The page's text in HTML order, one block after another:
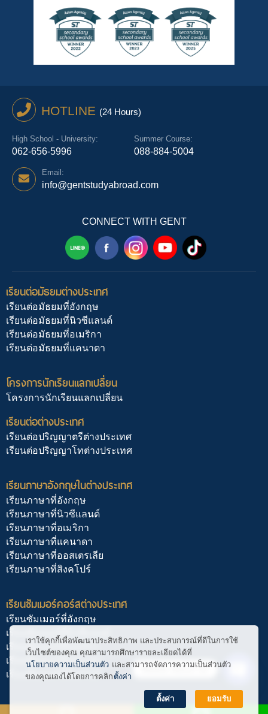
HOTLINE (24 Hours)
High School - University:
062-656-5996
Summer Course:
088-884-5004
Email:
info@gentstudyabroad.com
CONNECT WITH GENT
เรียนต่อมัธยมต่างประเทศ
เรียนต่อมัธยมที่อังกฤษ
เรียนต่อมัธยมที่นิวซีแลนด์
เรียนต่อมัธยมที่อเมริกา
เรียนต่อมัธยมที่แคนาดา
โครงการนักเรียนแลกเปลี่ยน
โครงการนักเรียนแลกเปลี่ยน
เรียนต่อต่างประเทศ
เรียนต่อปริญญาตรีต่างประเทศ
เรียนต่อปริญญาโทต่างประเทศ
เรียนภาษาอังกฤษในต่างประเทศ
เรียนภาษาที่อังกฤษ
เรียนภาษาที่นิวซีแลนด์
เรียนภาษาที่อเมริกา
เรียนภาษาที่แคนาดา
เรียนภาษาที่ออสเตรเลีย
เรียนภาษาที่สิงคโปร์
เรียนซัมเมอร์คอร์สต่างประเทศ
เรียนซัมเมอร์ที่อังกฤษ
เรียนซัมเมอร์ที่นิวซีแลนด์
เรียนซัมเมอร์ที่อเมริกา
เรียนซัมเมอร์ที่แคนาดา
เรียนซัมเมอร์ที่สิงคโปร์
© Copyright : GENT Edutainment
เราใช้คุกกี้เพื่อพัฒนาประสิทธิภาพ และประสบการณ์ที่ดีในการใช้
เว็บไซต์ของคุณ คุณสามารถศึกษารายละเอียดได้ที่
นโยบายความเป็นส่วนตัว และสามารถจัดการความเป็นส่วนตัว
ของคุณเองได้โดยการคลิก ตั้งค่า
ตั้งค่า ยอมรับ
ติดต่อ สอบถาม
Open